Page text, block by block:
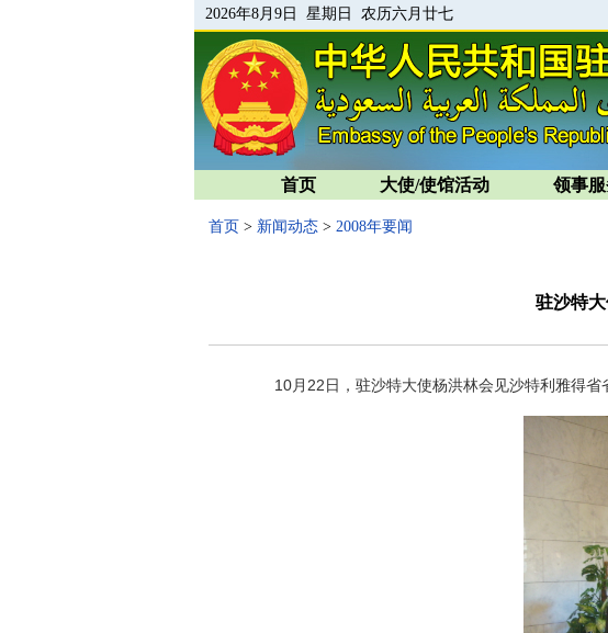
2026年8月9日 星期日 农历六月廿七
首页 大使/使馆活动 领事
首页 > 新闻动态 > 2008年要闻
驻沙特
10月 22日 ，驻沙特大使杨洪林会见沙特利雅得